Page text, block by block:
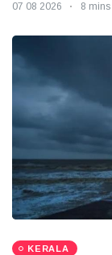
07 08 2026 8 mins
KERALA